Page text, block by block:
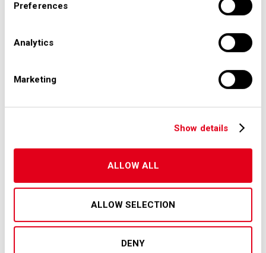
Preferences
Analytics
Marketing
Show details
ALLOW ALL
ALLOW SELECTION
DENY
Environment (ambiente), Social (sociale) e Governance
(regolamentazione), e ora chiude l’anno con un ulteriore
primo test realizzato a San Francisco nel 2020 dal
Gruppo DPDHL.
Downloads